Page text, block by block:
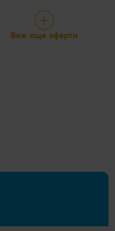
Виж още оферти